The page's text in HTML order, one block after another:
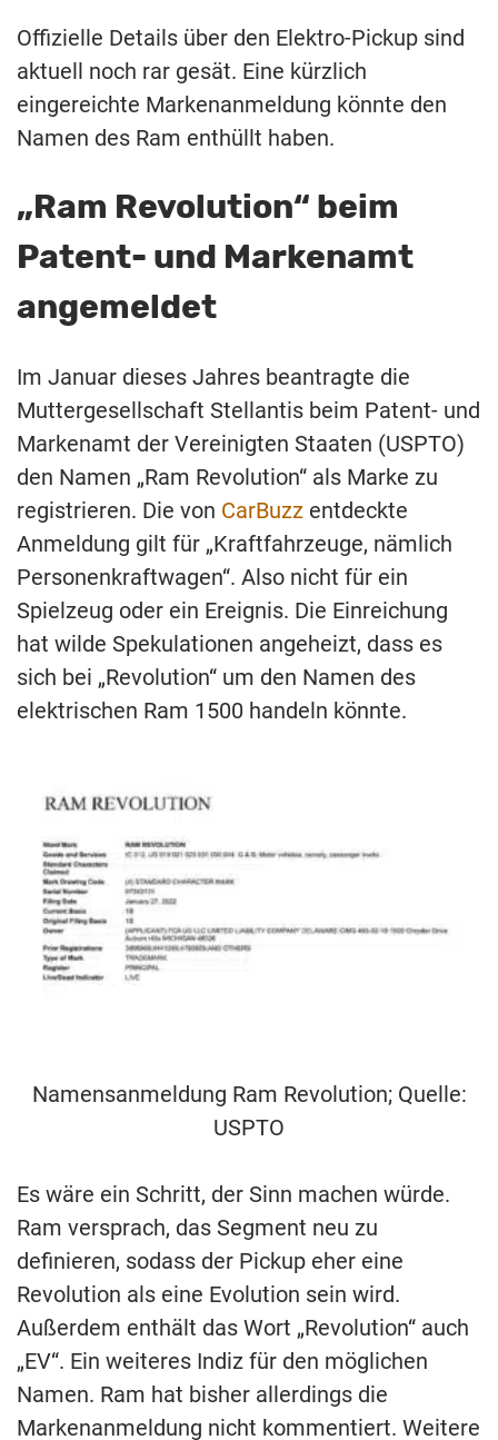
Offizielle Details über den Elektro-Pickup sind
aktuell noch rar gesät. Eine kürzlich
eingereichte Markenanmeldung könnte den
Namen des Ram enthüllt haben.
„Ram Revolution“ beim
Patent- und Markenamt
angemeldet
Im Januar dieses Jahres beantragte die
Muttergesellschaft Stellantis beim Patent- und
Markenamt der Vereinigten Staaten (USPTO)
den Namen „Ram Revolution“ als Marke zu
registrieren. Die von CarBuzz entdeckte
Anmeldung gilt für „Kraftfahrzeuge, nämlich
Personenkraftwagen“. Also nicht für ein
Spielzeug oder ein Ereignis. Die Einreichung
hat wilde Spekulationen angeheizt, dass es
sich bei „Revolution“ um den Namen des
elektrischen Ram 1500 handeln könnte.
Namensanmeldung Ram Revolution; Quelle:
USPTO
Es wäre ein Schritt, der Sinn machen würde.
Ram versprach, das Segment neu zu
definieren, sodass der Pickup eher eine
Revolution als eine Evolution sein wird.
Außerdem enthält das Wort „Revolution“ auch
„EV“. Ein weiteres Indiz für den möglichen
Namen. Ram hat bisher allerdings die
Markenanmeldung nicht kommentiert. Weitere